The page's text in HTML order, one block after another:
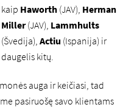
kaip Haworth (JAV), Herman
Miller(JAV), Lammhults
(Švedija), Actiu (Ispanija) ir
daugelis kitų.
auga ir keičiasi, tad
pasiruošę savo klientams